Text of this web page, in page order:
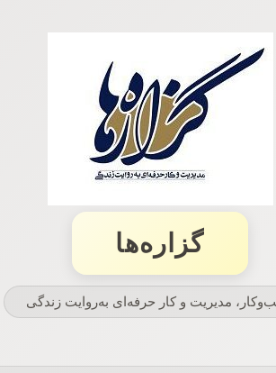
گزاره‌ها
مدیریت و كار حرفه‌ای به‌روایت زندگی